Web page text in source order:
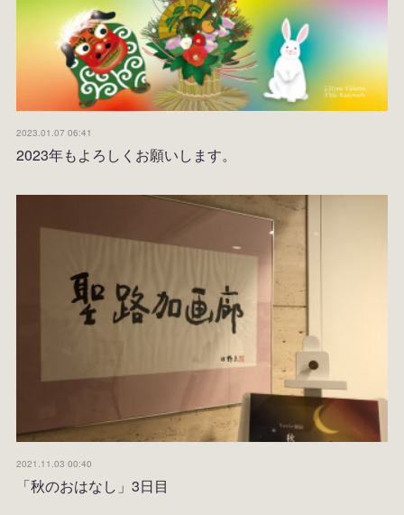
2023.01.07 06:41
2023年もよろしくお願いします。
2021.11.03 00:40
「秋のおはなし」3日目